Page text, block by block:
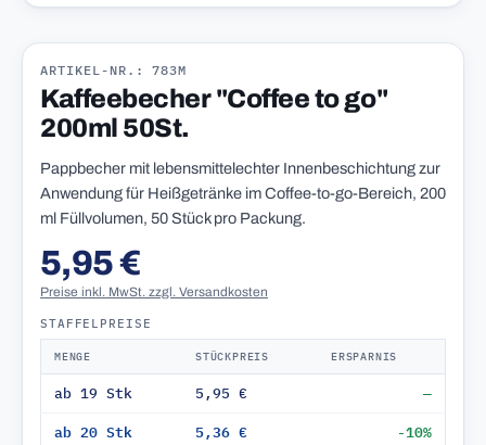
ARTIKEL-NR.: 783M
Kaffeebecher "Coffee to go"
200ml 50St.
Pappbecher mit lebensmittelechter Innenbeschichtung zur
Anwendung für Heißgetränke im Coffee-to-go-Bereich, 200
ml Füllvolumen, 50 Stück pro Packung.
5,95 €
Preise inkl. MwSt. zzgl. Versandkosten
STAFFELPREISE
MENGE STÜCKPREIS ERSPARNIS
ab 19 Stk 5,95 € —
ab 20 Stk 5,36 € -10%